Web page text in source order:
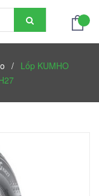
/ Lốp KUMHO